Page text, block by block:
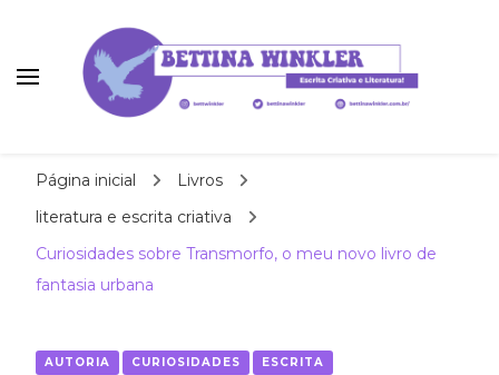
Página inicial
Livros
literatura e escrita criativa
Curiosidades sobre Transmorfo, o meu novo livro de
fantasia urbana
AUTORIA CURIOSIDADES
ESCRITA